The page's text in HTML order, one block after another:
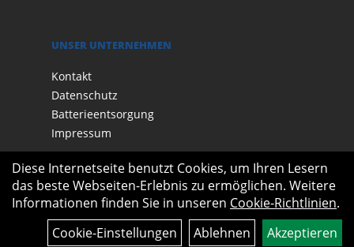
UNSER UNTERNEHMEN
Kontakt
Datenschutz
Batterieentsorgung
Impressum
Diese Internetseite benutzt Cookies, um Ihren Lesern
das beste Webseiten-Erlebnis zu ermöglichen. Weitere
Informationen finden Sie in unseren Cookie-Richtlinien.
Cookie-Einstellungen
Ablehnen Akzeptieren